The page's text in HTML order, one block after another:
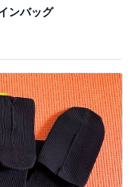
ンバッグ